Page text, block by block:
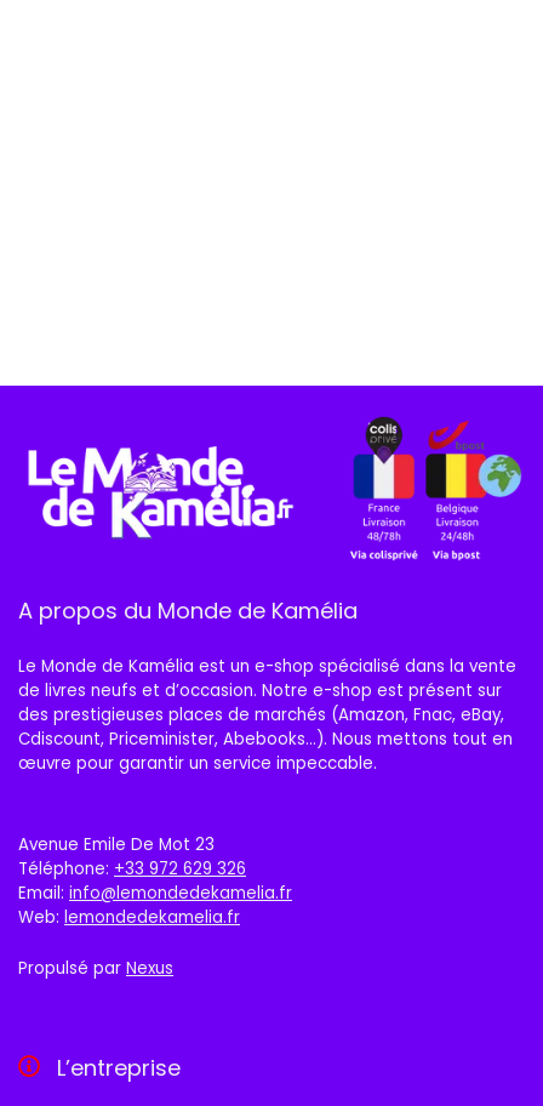
A propos du Monde de Kamélia
Le Monde de Kamélia est un e-shop spécialisé dans la vente
de livres neufs et d’occasion. Notre e-shop est présent sur
des prestigieuses places de marchés (Amazon, Fnac, eBay,
Cdiscount, Priceminister, Abebooks…). Nous mettons tout en
œuvre pour garantir un service impeccable.
Avenue Emile De Mot 23
Téléphone: +33 972 629 326
Email: info@lemondedekamelia.fr
Web: lemondedekamelia.fr
Propulsé par Nexus
L’entreprise